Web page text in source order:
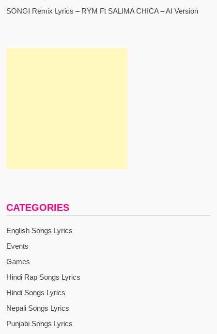
SONGI Remix Lyrics – RYM Ft SALIMA CHICA – AI Version
CATEGORIES
English Songs Lyrics
Events
Games
Hindi Rap Songs Lyrics
Hindi Songs Lyrics
Nepali Songs Lyrics
Punjabi Songs Lyrics